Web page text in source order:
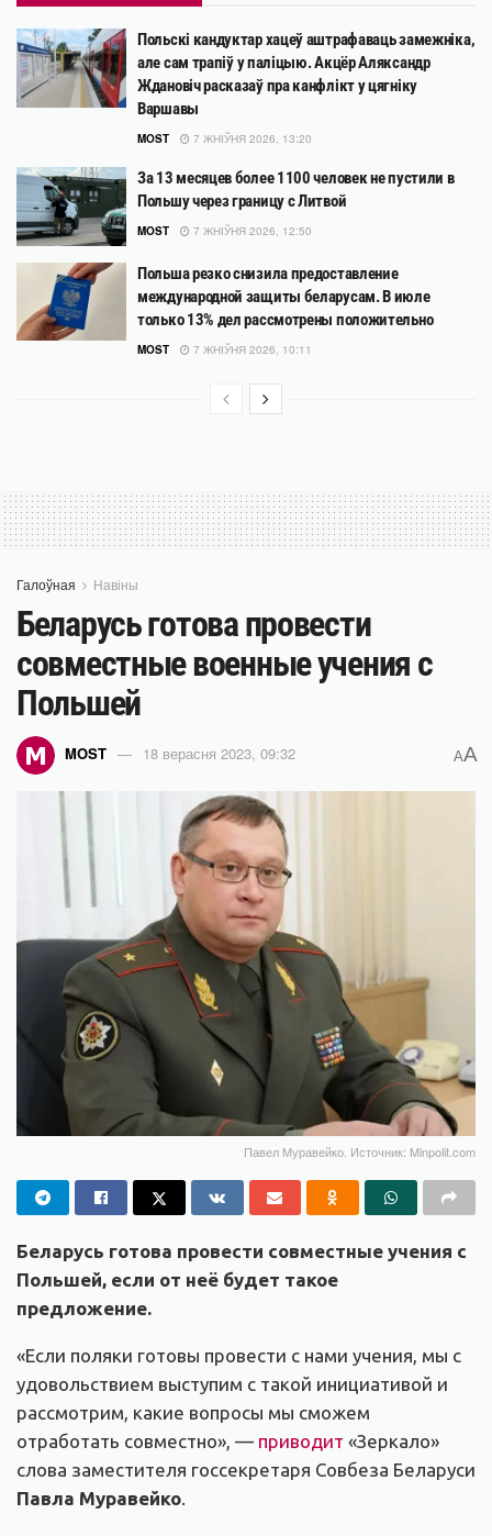
Польскі кандуктар хацеў аштрафаваць замежніка,
але сам трапіў у паліцыю. Акцёр Аляксандр
Ждановіч расказаў пра канфлікт у цягніку
Варшавы
MOST 7 ЖНІЎНЯ 2026, 13:20
За 13 месяцев более 1100 человек не пустили в
Польшу через границу с Литвой
MOST 7 ЖНІЎНЯ 2026, 12:50
Польша резко снизила предоставление
международной защиты беларусам. В июле
только 13% дел рассмотрены положительно
MOST 7 ЖНІЎНЯ 2026, 10:11
Галоўная Навіны
Беларусь готова провести
совместные военные учения с
Польшей
MOST 18 верасня 2023, 09:32 AA
Павел Муравейко. Источник: Minpolit.com
Беларусь готова провести совместные учения с
Польшей, если от неё будет такое
предложение.
«Если поляки готовы провести с нами учения, мы с
удовольствием выступим с такой инициативой и
рассмотрим, какие вопросы мы сможем
отработать совместно», — приводит «Зеркало»
слова заместителя госсекретаря Совбеза Беларуси
Павла Муравейко